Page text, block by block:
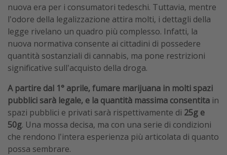
Festività del 2026
Città più visitate
nuova era per i consumatori tedeschi. Tuttavia, mentre
l'odore della legalizzazione attira molti, i dettagli della
legge rivelano un quadro più complesso. Infatti, la
nuova normativa consente ai cittadini di possedere
quantità sostanziali di cannabis, ma pone restrizioni
significative sull'acquisto della droga.
A partire dal 1° aprile, fumare marijuana in molti spazi
pubblici sarà legale, e la quantità massima consentita in
spazi pubblici e privati sarà rispettivamente di 25g e
50g. Una mossa decisa, ma con una serie di condizioni
che rendono l'intera esperienza più articolata di quanto
possa sembrare.